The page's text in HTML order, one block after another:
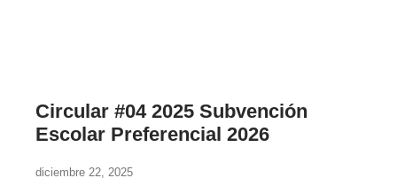
Circular #04 2025 Subvención
Escolar Preferencial 2026
diciembre 22, 2025